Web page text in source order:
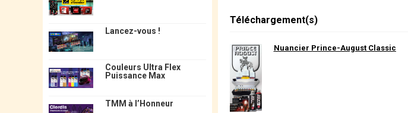
Lancez-vous !
Couleurs Ultra Flex
Puissance Max
TMM à l’Honneur
Téléchargement(s)
Nuancier Prince-August Classic